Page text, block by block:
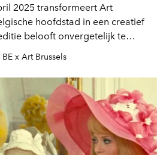
2025 transformeert Art
hoofdstad in een creatief
belooft onvergetelijk te
elk kunstwerk en elke
als een krachtig manifest van de
x Art Brussels